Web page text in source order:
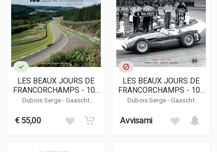
LES BEAUX JOURS DE
FRANCORCHAMPS - 100
ANS DE COURSE - TOME
Dubois Serge-Gaascht
€ 55,00
LES BEAUX JOURS DE
FRANCORCHAMPS - 100
ANS DE COURSE - TOME
Dubois Serge-Gaascht
Avvisami